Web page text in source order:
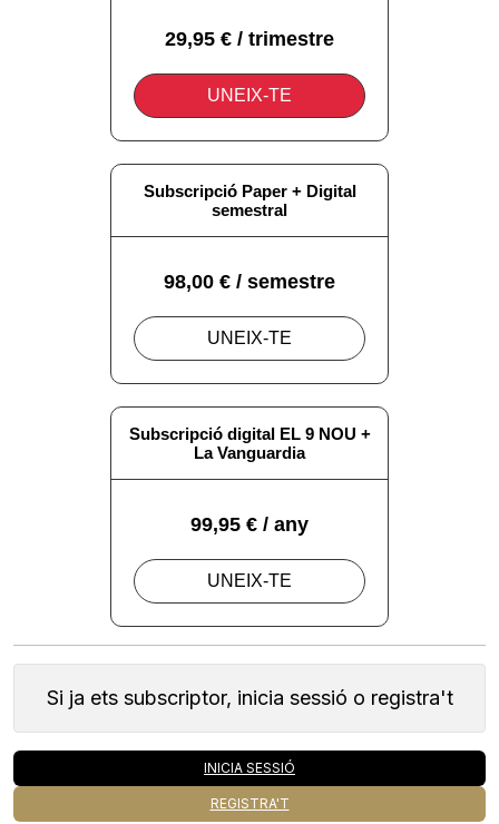
Si ja ets subscriptor, inicia sessió o registra't
INICIA SESSIÓ
REGISTRA'T